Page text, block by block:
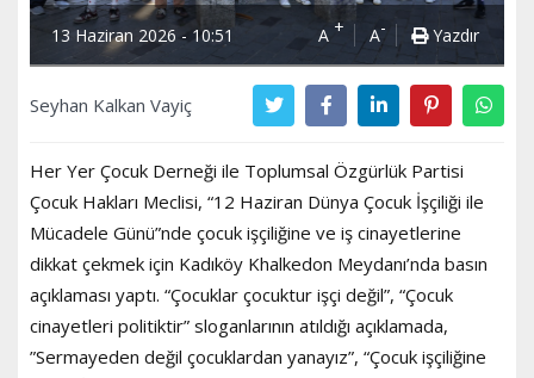
13 Haziran 2026 - 10:51 A + A- Yazdır
Seyhan Kalkan Vayiç
Her Yer Çocuk Derneği ile Toplumsal Özgürlük Partisi
Çocuk Hakları Meclisi, “12 Haziran Dünya Çocuk İşçiliği ile
Mücadele Günü”nde çocuk işçiliğine ve iş cinayetlerine
dikkat çekmek için Kadıköy Khalkedon Meydanı’nda basın
açıklaması yaptı. “Çocuklar çocuktur işçi değil”, “Çocuk
cinayetleri politiktir” sloganlarının atıldığı açıklamada,
”Sermayeden değil çocuklardan yanayız”, “Çocuk işçiliğine